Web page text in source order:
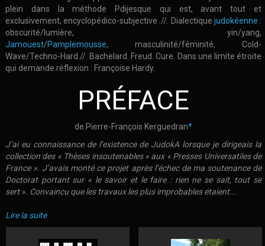
plein dans la méthode Pdijesque qui est, avant tout et
exclusivement, encyclopédico-subjective .//. Dialectique judokéenne :
obscurité/lumière, yin/yang,
Jamouest/Pamplemousse, masculinité/féminité, Cold-
Wave/Techno-Hard.//. Bachelard. Freud. Cure. Dans une limite étroite
qui demande réflexion : Françoise Hardy.
PRÉFACE
de Pierre-François Kerguedran*
J’ai eu connaissance de l’existence de JudokA lorsque je dirigeais la
collection des « Thèses insoutenables » aux « Presses Universatiles de
France ». J’avais monté ce projet après l’échec de ma soutenance de
Doctorat portant sur « le savoir et le faire : rien ne se sait, tout se
sert ». Convaincu que les travaux les plus improbables étaient...
Lire la suitede